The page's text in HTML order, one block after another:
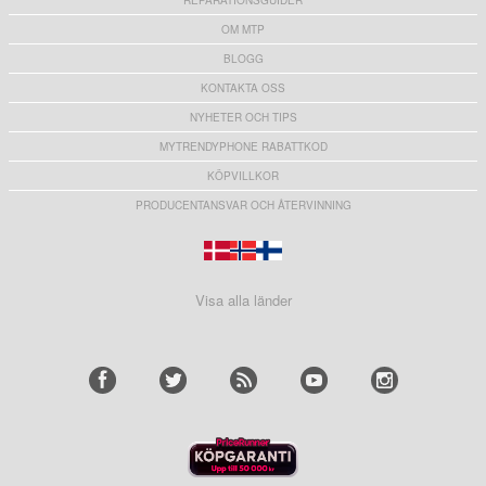
OM MTP
BLOGG
KONTAKTA OSS
NYHETER OCH TIPS
MYTRENDYPHONE RABATTKOD
KÖPVILLKOR
PRODUCENTANSVAR OCH ÅTERVINNING
Visa alla länder